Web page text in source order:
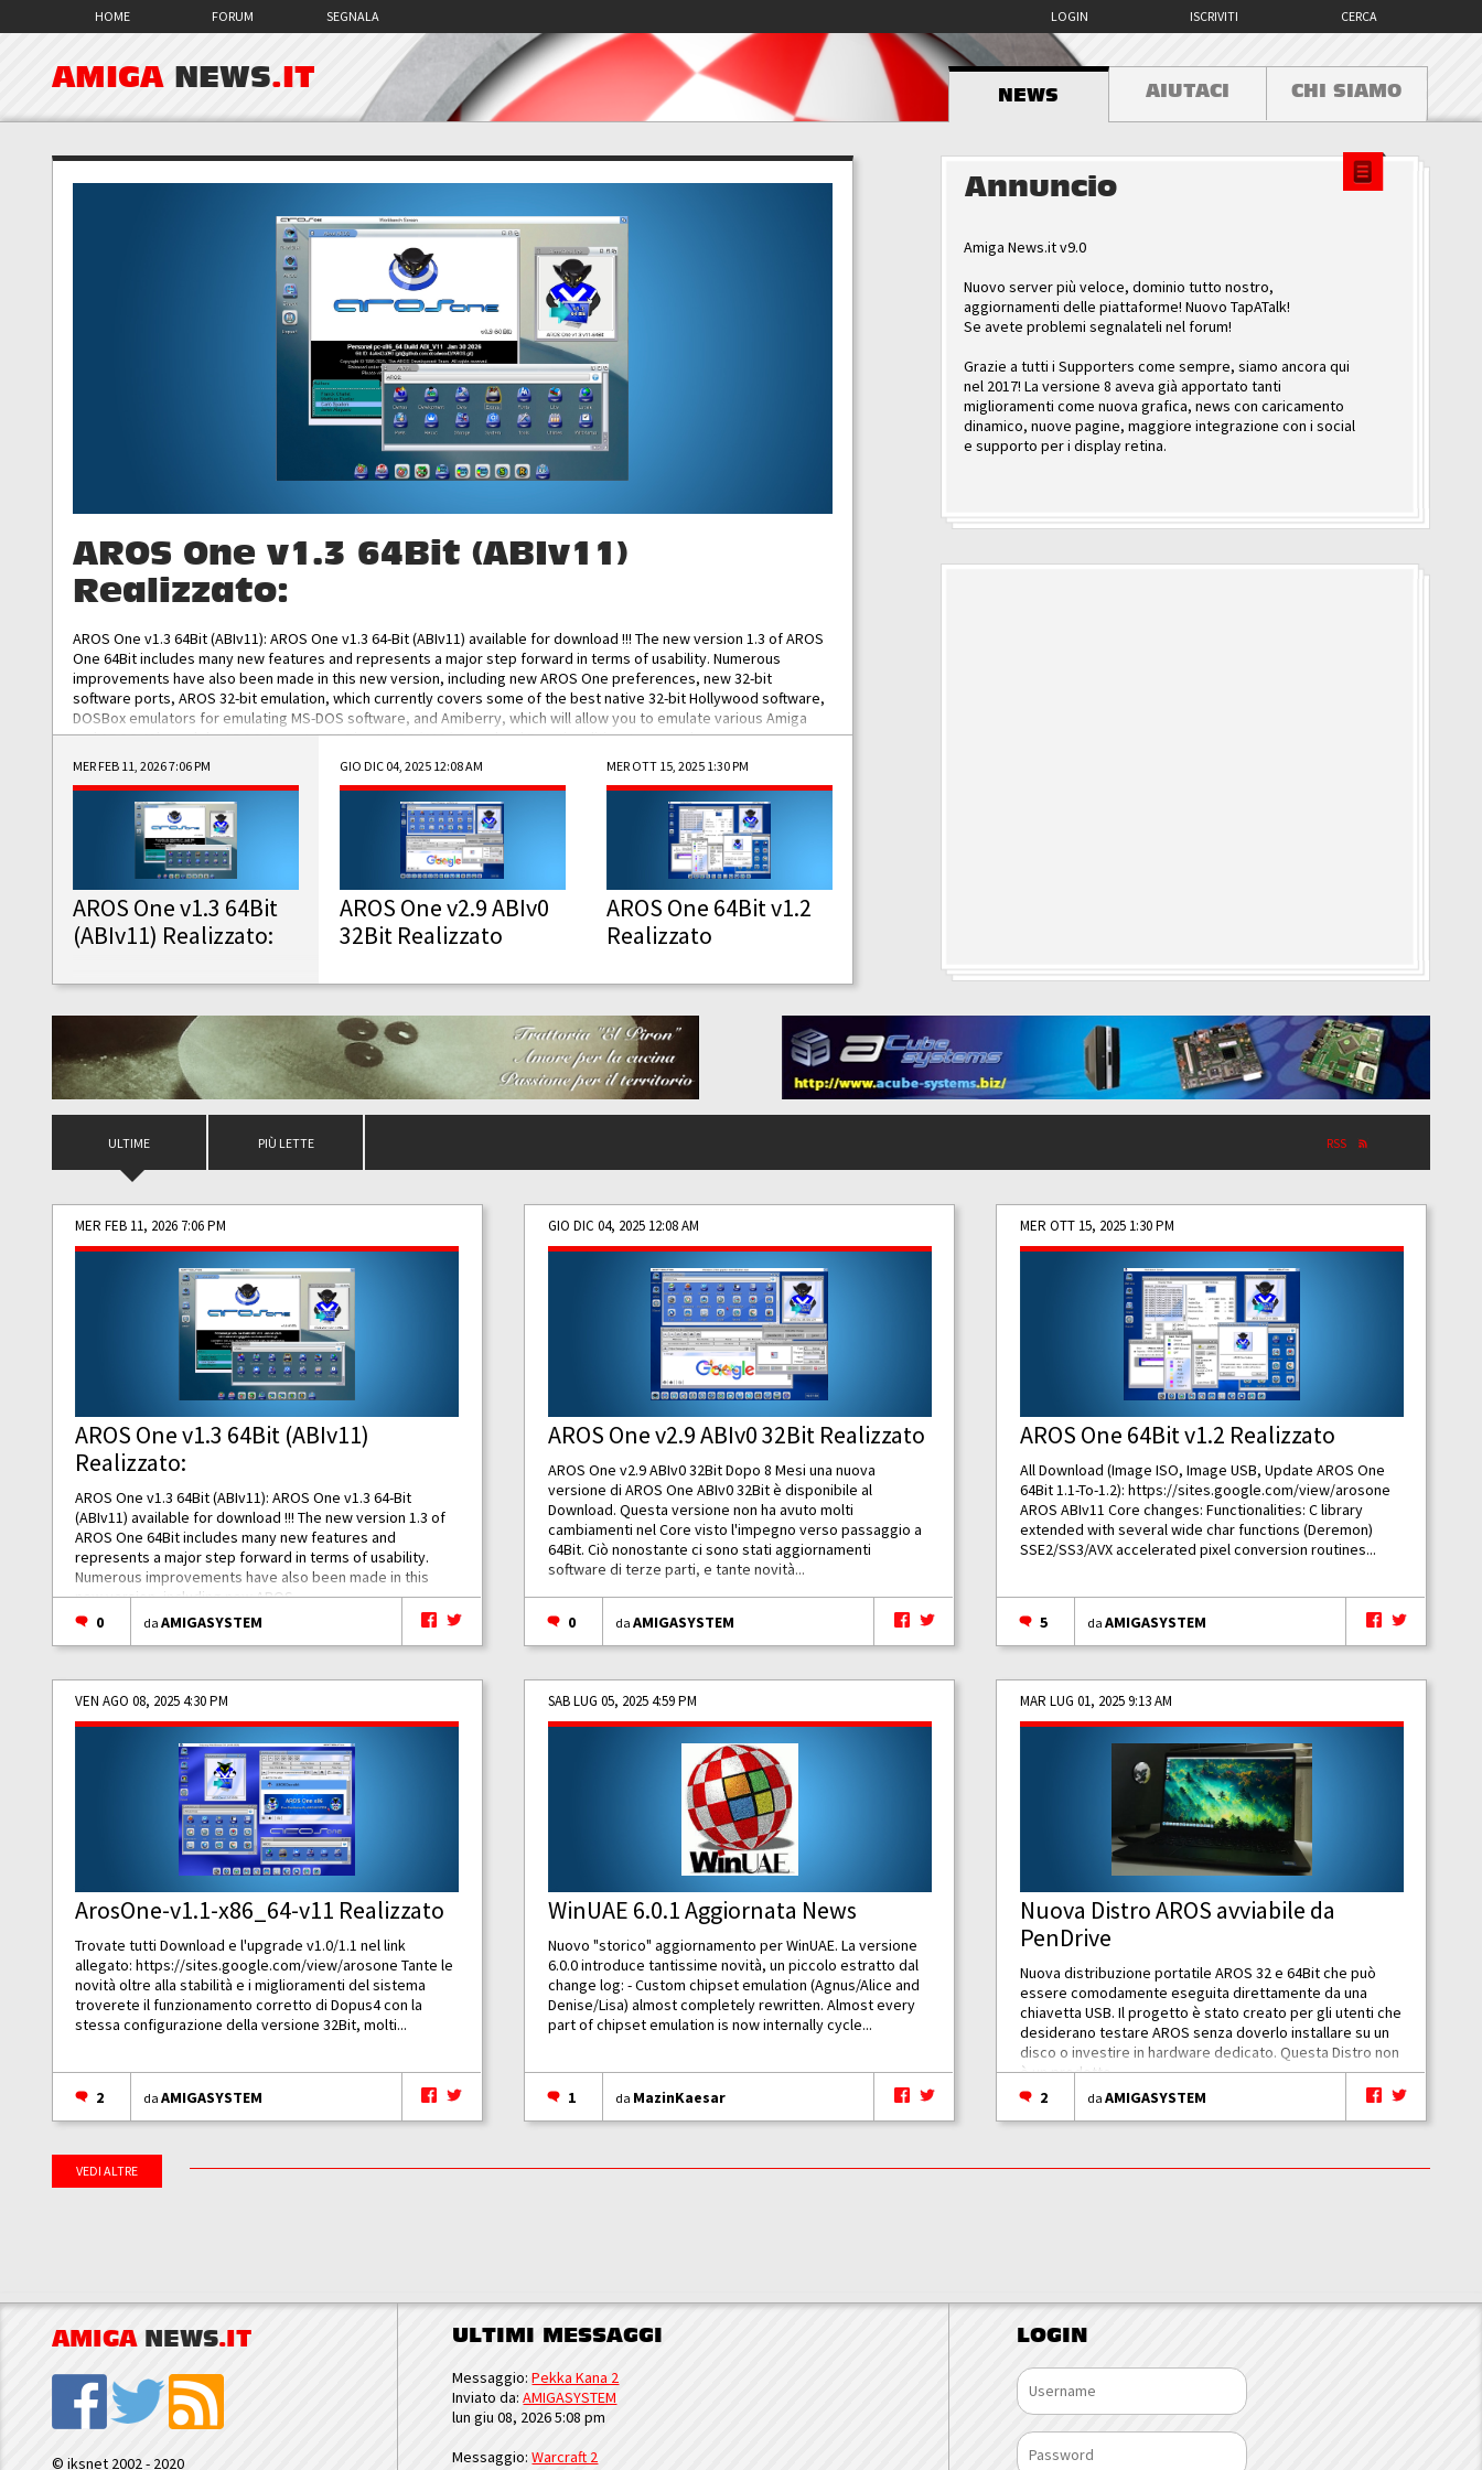
HOME FORUM SEGNALA CERCA
ISCRIVITI
LOGIN
AMIGA NEWS.IT
NEWS AIUTACI CHI SIAMO
AROS One v1.3 64Bit (ABIv11)
Realizzato:
AROS One v1.3 64Bit (ABIv11): AROS One v1.3 64-Bit (ABIv11) available for download !!! The new version 1.3 of AROS
One 64Bit includes many new features and represents a major step forward in terms of usability. Numerous
improvements have also been made in this new version, including new AROS One preferences, new 32-bit
software ports, AROS 32-bit emulation, which currently covers some of the best native 32-bit Hollywood software,
DOSBox emulators for emulating MS-DOS software, and Amiberry, which will allow you to emulate various Amiga
and AROS 68k models. AROS One v1.3 64-Bit-v11 ISO/IMG/: Download Functionalities: Improved...
MER FEB 11, 2026 7:06 PM
AROS One v1.3 64Bit
(ABIv11) Realizzato:
GIO DIC 04, 2025 12:08 AM
AROS One v2.9 ABIv0
32Bit Realizzato
MER OTT 15, 2025 1:30 PM
AROS One 64Bit v1.2
Realizzato
Annuncio
Amiga News.it v9.0
Nuovo server più veloce, dominio tutto nostro,
aggiornamenti delle piattaforme! Nuovo TapATalk!
Se avete problemi segnalateli nel forum!
Grazie a tutti i Supporters come sempre, siamo ancora qui
nel 2017! La versione 8 aveva già apportato tanti
miglioramenti come nuova grafica, news con caricamento
dinamico, nuove pagine, maggiore integrazione con i social
e supporto per i display retina.
ULTIME PIÙ LETTE RSS
MER FEB 11, 2026 7:06 PM
AROS One v1.3 64Bit (ABIv11)
Realizzato:
AROS One v1.3 64Bit (ABIv11): AROS One v1.3 64-Bit
(ABIv11) available for download !!! The new version 1.3 of
AROS One 64Bit includes many new features and
represents a major step forward in terms of usability.
Numerous improvements have also been made in this
new version, including new AROS...
0
daAMIGASYSTEM
GIO DIC 04, 2025 12:08 AM
AROS One v2.9 ABIv0 32Bit Realizzato
AROS One v2.9 ABIv0 32Bit Dopo 8 Mesi una nuova
versione di AROS One ABIv0 32Bit è disponibile al
Download. Questa versione non ha avuto molti
cambiamenti nel Core visto l'impegno verso passaggio a
64Bit. Ciò nonostante ci sono stati aggiornamenti
software di terze parti, e tante novità...
0 daAMIGASYSTEM
MER OTT 15, 2025 1:30 PM
AROS One 64Bit v1.2 Realizzato
All Download (Image ISO, Image USB, Update AROS One
64Bit 1.1-To-1.2): https://sites.google.com/view/arosone
AROS ABIv11 Core changes: Functionalities: C library
extended with several wide char functions (Deremon)
SSE2/SS3/AVX accelerated pixel conversion routines...
5 daAMIGASYSTEM
VEN AGO 08, 2025 4:30 PM
ArosOne-v1.1-x86_64-v11 Realizzato
Trovate tutti Download e l'upgrade v1.0/1.1 nel link
allegato:https://sites.google.com/view/arosone Tante le
novità oltre alla stabilità e i miglioramenti del sistema
troverete il funzionamento corretto di Dopus4 con la
stessa configurazione della versione 32Bit, molti...
2 daAMIGASYSTEM
SAB LUG 05, 2025 4:59 PM
WinUAE 6.0.1 Aggiornata News
Nuovo "storico" aggiornamento per WinUAE. La versione
6.0.0 introduce tantissime novità, un piccolo estratto dal
change log: - Custom chipset emulation (Agnus/Alice and
Denise/Lisa) almost completely rewritten. Almost every
part of chipset emulation is now internally cycle...
1 da MazinKaesar
MAR LUG 01, 2025 9:13 AM
Nuova Distro AROS avviabile da
PenDrive
Nuova distribuzione portatile AROS 32 e 64Bit che può
essere comodamente eseguita direttamente da una
chiavetta USB. Il progetto è stato creato per gli utenti che
desiderano testare AROS senza doverlo installare su un
disco o investire in hardware dedicato. Questa Distro non
è un prodotto...
2
daAMIGASYSTEM
VEDI ALTRE
AMIGA NEWS.IT
© iksnet 2002 - 2020
ULTIMI MESSAGGI
Messaggio:Pekka Kana 2
Inviato da:AMIGASYSTEM
lun giu 08, 2026 5:08 pm
Messaggio:Warcraft 2
LOGIN